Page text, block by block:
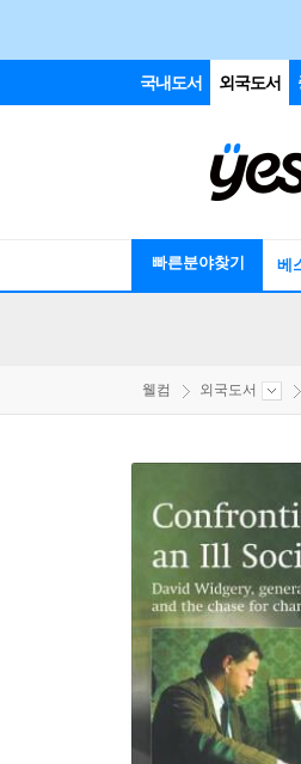
국내도서 외국도서
빠른분야찾기 베
웰컴 외국도서